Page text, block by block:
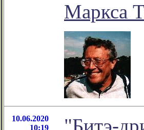
Маркса
10.06.2020
10:19